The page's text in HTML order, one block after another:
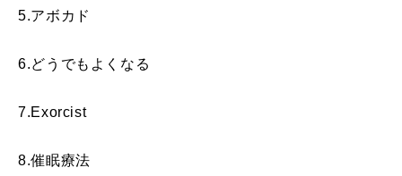
5.アボカド
6.どうでもよくなる
7.Exorcist
8.催眠療法